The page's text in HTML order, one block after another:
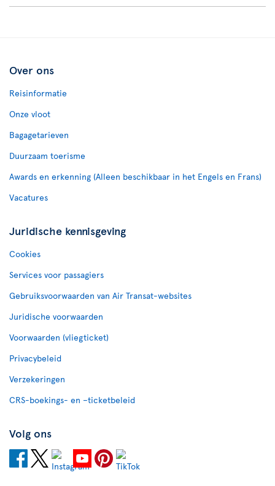
Over ons
Reisinformatie
Onze vloot
Bagagetarieven
Duurzaam toerisme
Awards en erkenning (Alleen beschikbaar in het Engels en Frans)
Vacatures
Juridische kennisgeving
Cookies
Services voor passagiers
Gebruiksvoorwaarden van Air Transat-websites
Juridische voorwaarden
Voorwaarden (vliegticket)
Privacybeleid
Verzekeringen
CRS-boekings- en –ticketbeleid
Volg ons